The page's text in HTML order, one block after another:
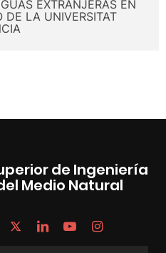
EXTRANJERAS EN
DE LA UNIVERSITAT
de Ingeniería
Medio Natural